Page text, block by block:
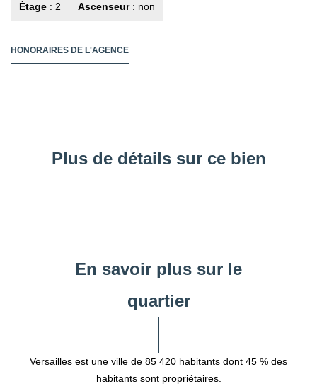
Étage : 2 Ascenseur: non
HONORAIRES DE L'AGENCE
Plus de détails sur ce bien
En savoir plus sur le
quartier
Versailles est une ville de 85 420 habitants dont 45 % des
habitants sont propriétaires.